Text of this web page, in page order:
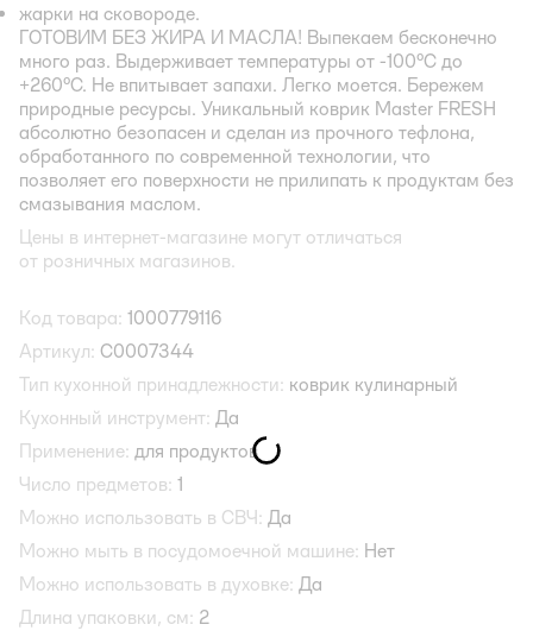
жарки на сковороде.
ГОТОВИМ БЕЗ ЖИРА И МАСЛА! Выпекаем бесконечно
много раз. Выдерживает температуры от -100°С до
+260°С. Не впитывает запахи. Легко моется. Бережем
природные ресурсы. Уникальный коврик Master FRESH
абсолютно безопасен и сделан из прочного тефлона,
обработанного по современной технологии, что
позволяет его поверхности не прилипать к продуктам без
смазывания маслом.
Цены в интернет-магазине могут отличаться
от розничных магазинов.
Код товара: 1000779116
Артикул: С0007344
Тип кухонной принадлежности: коврик кулинарный
Кухонный инструмент: Да
Применение: для продуктов
Число предметов: 1
Можно использовать в СВЧ: Да
Можно мыть в посудомоечной машине: Нет
Можно использовать в духовке: Да
Длина упаковки, см: 2